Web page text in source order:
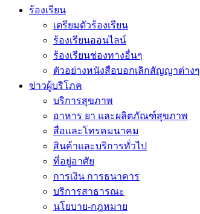
ร้องเรียน
เตรียมตัวร้องเรียน
ร้องเรียนออนไลน์
ร้องเรียนช่องทางอื่นๆ
ตัวอย่างหนังสือบอกเลิกสัญญาต่างๆ
ข่าวผู้บริโภค
บริการสุขภาพ
อาหาร ยา และผลิตภัณฑ์สุขภาพ
สื่อและโทรคมนาคม
สินค้าและบริการทั่วไป
ที่อยู่อาศัย
การเงิน การธนาคาร
บริการสาธารณะ
นโยบาย-กฎหมาย